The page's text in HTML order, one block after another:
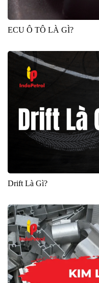
ECU Ô TÔ LÀ GÌ?
Drift Là Gì?